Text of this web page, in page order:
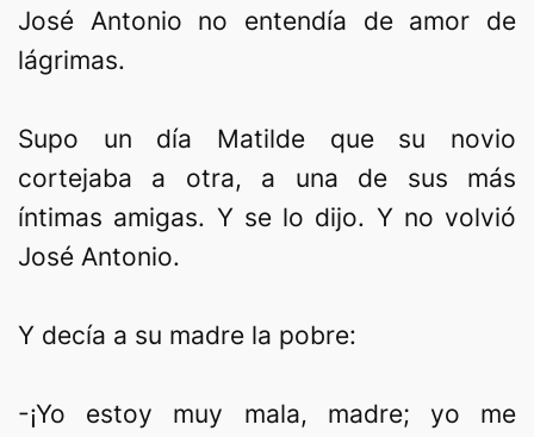
José Antonio no entendía de amor de
lágrimas.
Supo un día Matilde que su novio
cortejaba a otra, a una de sus más
íntimas amigas. Y se lo dijo. Y no volvió
José Antonio.
Y decía a su madre la pobre:
-¡Yo estoy muy mala, madre; yo me